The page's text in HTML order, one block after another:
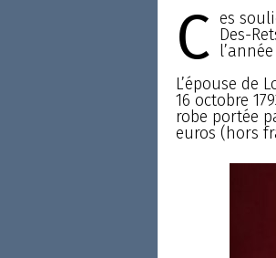
C es
Des-
l’année
L’épouse de
16 octobre
robe portée
euros (hors